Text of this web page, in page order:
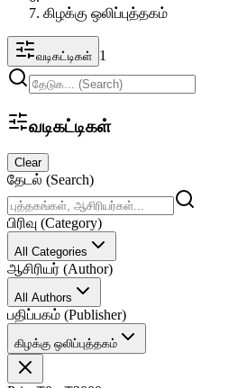
கிழக்கு ஒலிப்புத்தகம்
வடிகட்டிகள் 1
வடிகட்டிகள்
Clear
தேடல் (Search)
பிரிவு (Category)
All Categories
ஆசிரியர் (Author)
All Authors
பதிப்பகம் (Publisher)
கிழக்கு ஒலிப்புத்தகம்